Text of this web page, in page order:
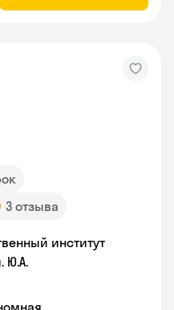
3 отзыва
институт
Ю.А.